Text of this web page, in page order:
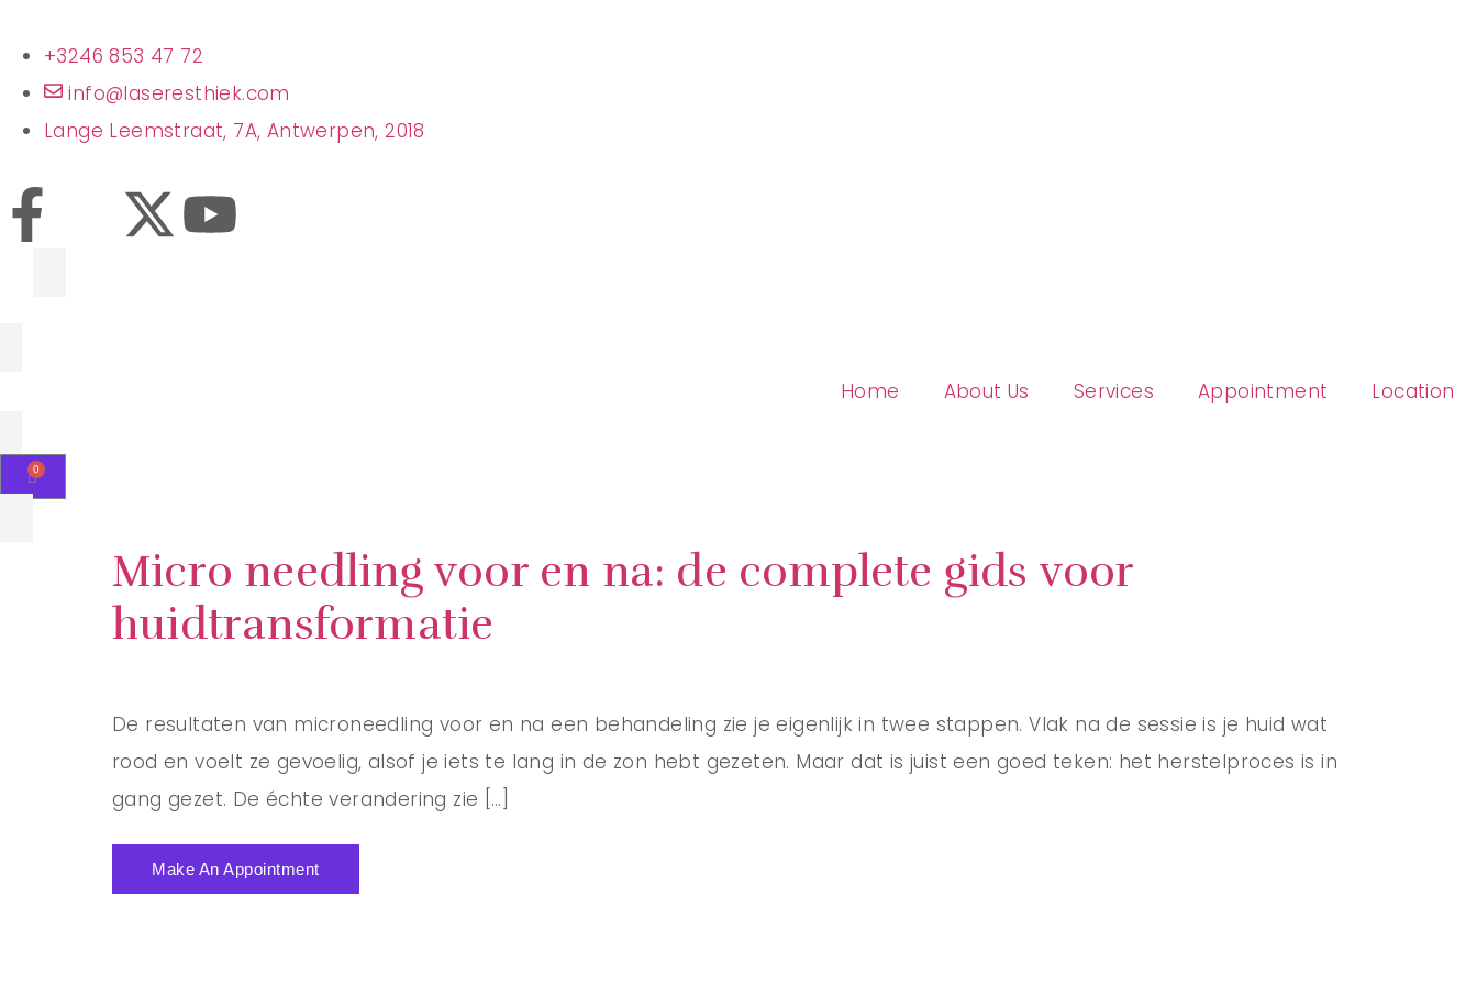
+3246 853 47 72
info@laseresthiek.com
Lange Leemstraat, 7A, Antwerpen, 2018
Home About Us Services Appointment Location
Micro needling voor en na: de complete gids voor
huidtransformatie
De resultaten van microneedling voor en na een behandeling zie je eigenlijk in twee stappen. Vlak na de sessie is je huid wat
rood en voelt ze gevoelig, alsof je iets te lang in de zon hebt gezeten. Maar dat is juist een goed teken: het herstelproces is in
gang gezet. De échte verandering zie […]
Make An Appointment